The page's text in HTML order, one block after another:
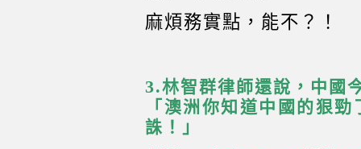
麻煩務實點，能不？！
3.林智群律師還說，中國
「澳洲你知道中國的狠
誅！」